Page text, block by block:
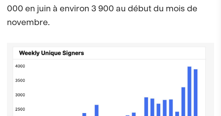
000 en juin à environ 3 900 au début du mois de
novembre.